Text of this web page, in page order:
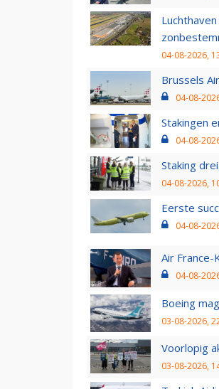
04-08-2026,
Brussels
04-08-
Stakingen
04-08-
Staking
04-08-2026,
Eerste
04-08-
Air France-
04-08-
Boeing
03-08-2026,
Voorlopig
03-08-2026,